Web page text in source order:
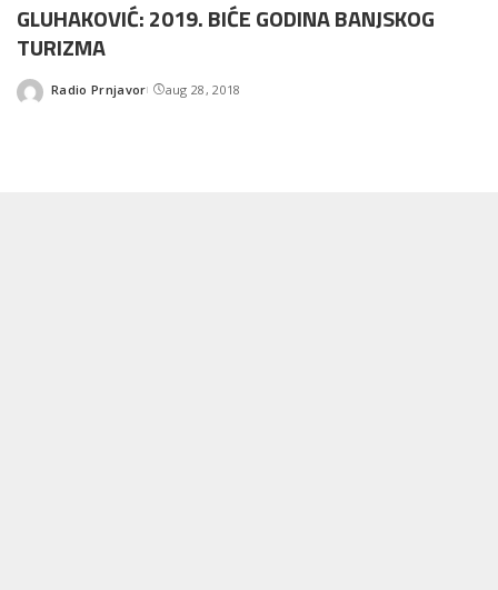
GLUHAKOVIĆ: 2019. BIĆE GODINA BANJSKOG
TURIZMA
Posted
Radio Prnjavor aug 28, 2018